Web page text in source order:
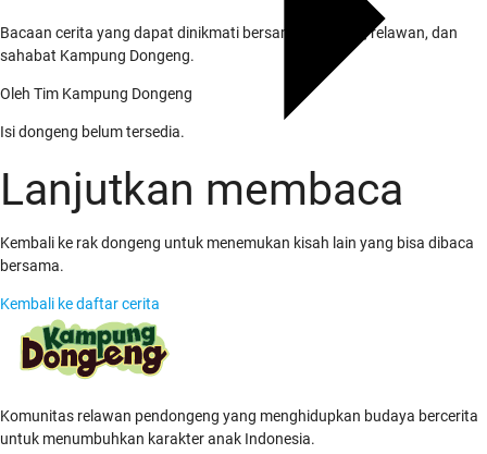
Tentang Kami
Bacaan cerita yang dapat dinikmati bersama keluarga, relawan, dan
sahabat Kampung Dongeng.
Oleh Tim Kampung Dongeng
Isi dongeng belum tersedia.
Lanjutkan membaca
Kembali ke rak dongeng untuk menemukan kisah lain yang bisa dibaca
bersama.
Kembali ke daftar cerita
Komunitas relawan pendongeng yang menghidupkan budaya bercerita
untuk menumbuhkan karakter anak Indonesia.